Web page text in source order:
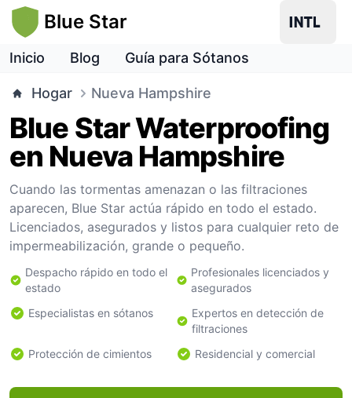
Blue Star
Inicio Blog Guía para Sótanos
Hogar Nueva Hampshire
Blue Star Waterproofing
en Nueva Hampshire
Cuando las tormentas amenazan o las filtraciones
aparecen, Blue Star actúa rápido en todo el estado.
Licenciados, asegurados y listos para cualquier reto de
impermeabilización, grande o pequeño.
Despacho rápido en todo el
estado
Profesionales licenciados y
asegurados
Especialistas en sótanos
Expertos en detección de
filtraciones
Protección de cimientos
Residencial y comercial